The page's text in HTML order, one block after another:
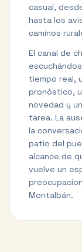
casual,
hasta los
caminos
El canal de
tiempo real,
pronóstico,
novedad y
tarea. La
la
patio del
alcance de
vuelve un
Montalbán.